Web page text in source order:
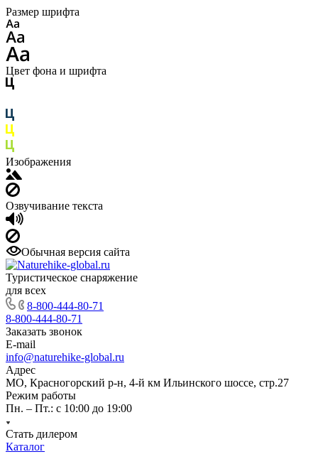
Размер шрифта
Цвет фона и шрифта
Изображения
Озвучивание текста
Обычная версия сайта
Туристическое снаряжение
для всех
8-800-444-80-71
8-800-444-80-71
Заказать звонок
E-mail
info@naturehike-global.ru
Адрес
МО, Красногорский р-н, 4-й км Ильинского шоссе, стр.27
Режим работы
Пн. – Пт.: с 10:00 до 19:00
Стать дилером
Каталог